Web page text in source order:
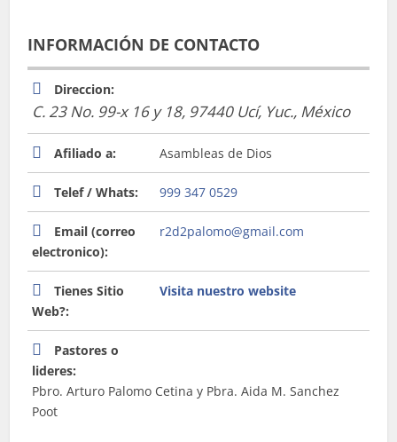
INFORMACIÓN DE CONTACTO
Direccion:
C. 23 No. 99-x 16 y 18, 97440 Ucí, Yuc., México
Afiliado a: Asambleas de Dios
Telef / Whats: 999 347 0529
Email (correo
electronico):
r2d2palomo@gmail.com
Tienes Sitio
Web?:
Visita nuestro website
Pastores o
lideres:
Pbro. Arturo Palomo Cetina y Pbra. Aida M. Sanchez
Poot